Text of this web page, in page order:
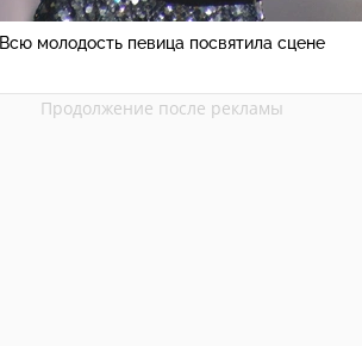
Всю молодость певица посвятила сцене